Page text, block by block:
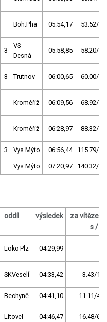
Boh.Pha 05:54,17 53.52/
3
VS
Desná
05:58,85 58.20/
3 Trutnov 06:00,65 60.00/
Kroměříž 06:09,56 68.92/
Kroměříž 06:28,97 88.32/
3 Vys.Mýto 06:56,44 115.79/
Vys.Mýto 07:20,97 140.32/
oddíl výsledek
za vítězem
s / %
Loko Plz 04:29,99
SKVeselí 04:33,42 3.43/1,3
Bechyně 04:41,10 11.11/4,1
Litovel 04:46,47 16.48/6,1